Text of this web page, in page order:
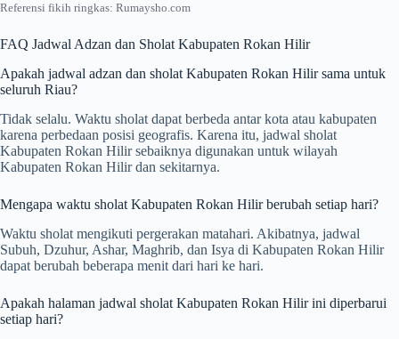
Referensi fikih ringkas: Rumaysho.com
FAQ Jadwal Adzan dan Sholat Kabupaten Rokan Hilir
Apakah jadwal adzan dan sholat Kabupaten Rokan Hilir sama untuk
seluruh Riau?
Tidak selalu. Waktu sholat dapat berbeda antar kota atau kabupaten
karena perbedaan posisi geografis. Karena itu, jadwal sholat
Kabupaten Rokan Hilir sebaiknya digunakan untuk wilayah
Kabupaten Rokan Hilir dan sekitarnya.
Mengapa waktu sholat Kabupaten Rokan Hilir berubah setiap hari?
Waktu sholat mengikuti pergerakan matahari. Akibatnya, jadwal
Subuh, Dzuhur, Ashar, Maghrib, dan Isya di Kabupaten Rokan Hilir
dapat berubah beberapa menit dari hari ke hari.
Apakah halaman jadwal sholat Kabupaten Rokan Hilir ini diperbarui
setiap hari?